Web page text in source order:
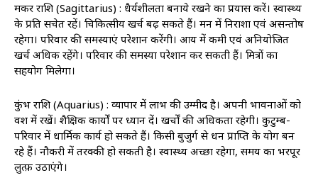
मकर राशि (Sagittarius) : धैर्यशीलता बनाये रखने का प्रयास करें। स्वास्थ्‍य
के प्रति सचेत रहें। चिकित्सीय खर्च बढ़ सकते हैं। मन में निराशा एवं असन्तोष
रहेगा। परिवार की समस्याएं परेशान करेंगी। आय में कमी एवं अनियोजित
खर्च अधिक रहेंगे। परिवार की समस्या परेशान कर सकती हैं। मित्रों का
सहयोग मिलेगा।
कुंभ राशि (Aquarius) : व्यापार में लाभ की उम्मीद है। अपनी भावनाओं को
वश में रखें। शैक्षिक कार्यों पर ध्यान दें। खर्चों की अधिकता रहेगी। कुटुम्ब-
परिवार में धार्मिक कार्य हो सकते हैं। किसी बुजुर्ग से धन प्राप्ति के योग बन
रहे हैं। नौकरी में तरक्‍की हो सकती है। स्वास्थ्‍य अच्छा रहेगा, समय का भरपूर
लुत्फ़ उठाएंगे।